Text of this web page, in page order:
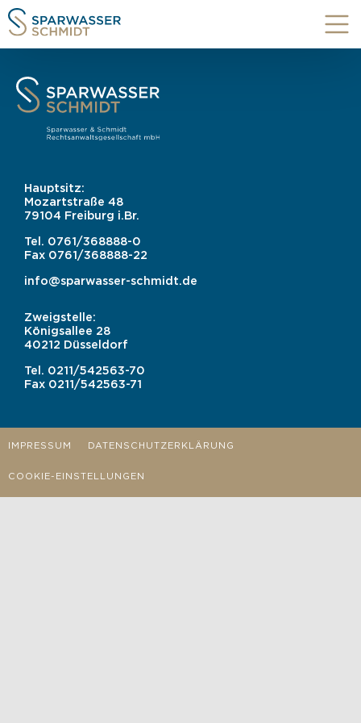
Hauptsitz:
Mozartstraße 48
79104 Freiburg i.Br.
Tel. 0761/368888-0
Fax 0761/368888-22
info@sparwasser-schmidt.de
Zweigstelle:
Königsallee 28
40212 Düsseldorf
Tel. 0211/542563-70
Fax 0211/542563-71
IMPRESSUM DATENSCHUTZERKLÄRUNG
COOKIE-EINSTELLUNGEN